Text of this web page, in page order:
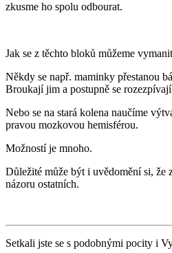
zkusme ho spolu odbourat.
Jak se z těchto bloků můžeme
Někdy se např. maminky přestanou
Broukají jim a postupně se
Nebo se na stará kolena naučíme
pravou mozkovou hemisférou.
Možností je mnoho.
Důležité může být i uvědomění si, že
názoru ostatních.
Setkali jste se s podobnými pocity i